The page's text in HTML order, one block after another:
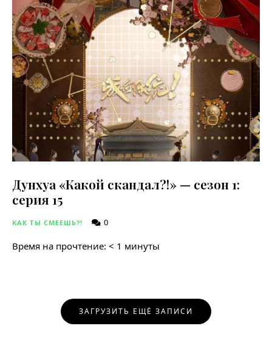
Дунхуа «Какой скандал?!» — сезон 1:
серия 15
КАК ТЫ СМЕЕШЬ?! 0
Время на прочтение: < 1 минуты
НавигацияЗАГРУЗИТЬ ЕЩЁ ЗАПИСИ